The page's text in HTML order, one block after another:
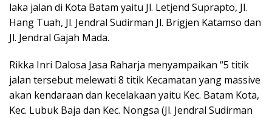
laka jalan di Kota Batam yaitu Jl. Letjend Suprapto, Jl.
Hang Tuah, Jl. Jendral Sudirman Jl. Brigjen Katamso dan
Jl. Jendral Gajah Mada.
Rikka Inri Dalosa Jasa Raharja menyampaikan “5 titik
jalan tersebut melewati 8 titik Kecamatan yang massive
akan kendaraan dan kecelakaan yaitu Kec. Batam Kota,
Kec. Lubuk Baja dan Kec. Nongsa (Jl. Jendral Sudirman